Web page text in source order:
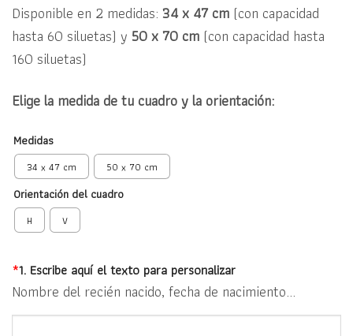
Disponible en 2 medidas: 34 x 47 cm (con capacidad
hasta 60 siluetas) y 50 x 70 cm (con capacidad hasta
160 siluetas)
Elige la medida de tu cuadro y la orientación:
Medidas
34 x 47 cm 50 x 70 cm
Orientación del cuadro
H V
*1. Escribe aquí el texto para personalizar
Nombre del recién nacido, fecha de nacimiento...